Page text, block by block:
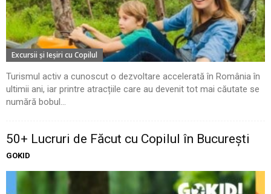
Excursii şi Ieşiri cu Copilul
Turismul activ a cunoscut o dezvoltare accelerată în România în
ultimii ani, iar printre atracțiile care au devenit tot mai căutate se
numără bobul...
50+ Lucruri de Făcut cu Copilul în București
GOKID